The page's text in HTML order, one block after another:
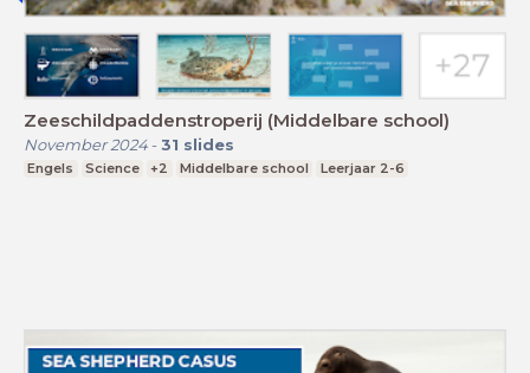
Zeeschildpaddenstroperij (Middelbare school)
November 2024- 31 slides
Engels Science +2 Middelbare school Leerjaar 2-6